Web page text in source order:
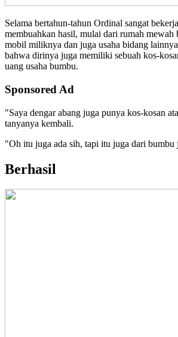
Selama bertahun-tahun Ordinal sangat
membuahkan hasil, mulai dari rumah mewah
mobil miliknya dan juga usaha bidang
bahwa dirinya juga memiliki sebuah kos-
uang usaha bumbu.
Sponsored Ad
"Saya dengar abang juga punya kos-kosan
tanyanya kembali.
"Oh itu juga ada sih, tapi itu juga dari bumbu
Berhasil